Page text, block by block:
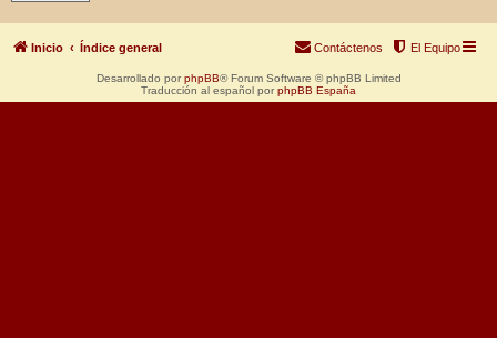
Inicio Índice general El Equipo
Contáctenos
Desarrollado por phpBB® Forum Software © phpBB Limited
Traducción al español por phpBB España